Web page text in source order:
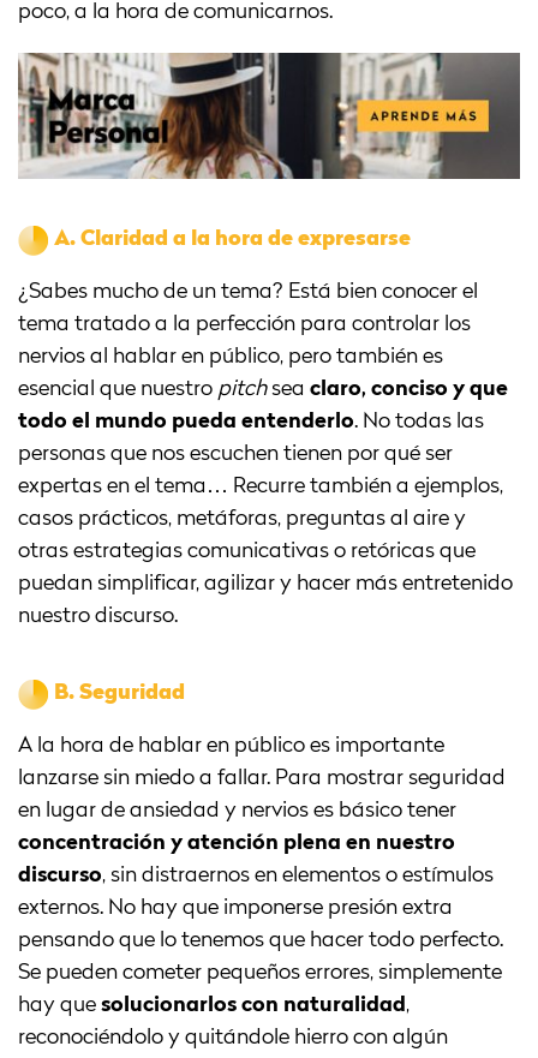
poco, a la hora de comunicarnos.
A. Claridad a la hora de expresarse
¿Sabes mucho de un tema? Está bien conocer el
tema tratado a la perfección para controlar los
nervios al hablar en público, pero también es
esencial que nuestro pitchsea claro, conciso y que
todo el mundo pueda entenderlo. No todas las
personas que nos escuchen tienen por qué ser
expertas en el tema… Recurre también a ejemplos,
casos prácticos, metáforas, preguntas al aire y
otras estrategias comunicativas o retóricas que
puedan simplificar, agilizar y hacer más entretenido
nuestro discurso.
B. Seguridad
A la hora de hablar en público es importante
lanzarse sin miedo a fallar. Para mostrar seguridad
en lugar de ansiedad y nervios es básico tener
concentración y atención plena en nuestro
discurso, sin distraernos en elementos o estímulos
externos. No hay que imponerse presión extra
pensando que lo tenemos que hacer todo perfecto.
Se pueden cometer pequeños errores, simplemente
hay que solucionarlos con naturalidad ,
reconociéndolo y quitándole hierro con algún